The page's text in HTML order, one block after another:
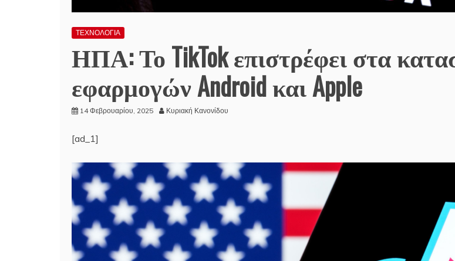
ΤΕΧΝΟΛΟΓΙΑ
ΗΠΑ: Το TikTok επιστρέφει στα
εφαρμογών Android και Apple
14 Φεβρουαρίου, 2025 Κυριακή Κανονίδου
[ad_1]